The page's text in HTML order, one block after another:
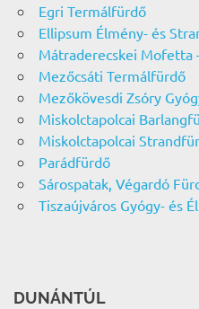
Egri Termálfürdő
Ellipsum Élmény- és
Mátraderecskei Mofetta
Mezőcsáti Termálfürdő
Mezőkövesdi Zsóry
Miskolctapolcai
Miskolctapolcai
Parádfürdő
Sárospatak, Végardó
Tiszaújváros Gyógy- és
DUNÁNTÚL